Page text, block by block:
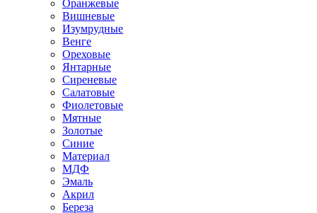
Оранжевые
Вишневые
Изумрудные
Венге
Ореховые
Янтарные
Сиреневые
Салатовые
Фиолетовые
Мятные
Золотые
Синие
Материал
МДФ
Эмаль
Акрил
Береза